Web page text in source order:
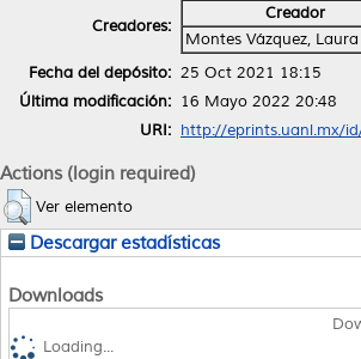
Creadores:
Creador
Montes Vázquez,
Fecha del depósito: 25 Oct 2021 18:15
Última modificación: 16 Mayo 2022 20:48
URI: http://eprints.uanl.mx/
Actions (login required)
Ver elemento
Descargar estadísticas
Downloads
Loading...